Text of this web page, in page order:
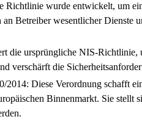
Richtlinie wurde entwickelt, um
Betreiber wesentlicher Dienste
die ursprüngliche NIS-Richtlinie,
verschärft die
2014: Diese Verordnung schafft
Binnenmarkt. Sie stellt